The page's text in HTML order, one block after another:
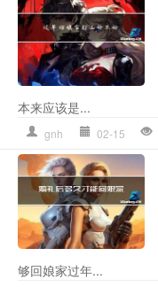
本来应该是...
gnh 02-15
够回娘家过年...